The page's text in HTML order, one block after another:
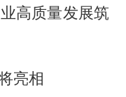
高质量发展筑
亮相